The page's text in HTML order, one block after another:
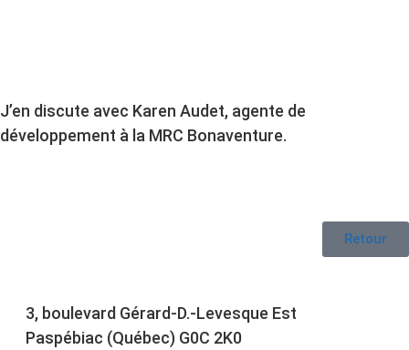
J’en discute avec Karen Audet, agente de
développement à la MRC Bonaventure.
Retour
3, boulevard Gérard-D.-Levesque Est
Paspébiac (Québec) G0C 2K0